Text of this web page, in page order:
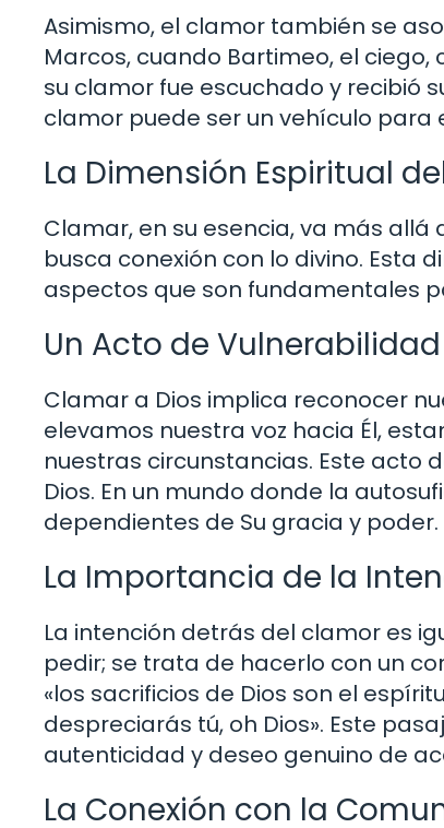
Asimismo, el clamor también se
Marcos, cuando Bartimeo, el ciego,
su clamor fue escuchado y recibió
clamor puede ser un vehículo para
La Dimensión Espiritual
Clamar, en su esencia, va más
busca conexión con lo divino. Esta
aspectos que son fundamentales
Un Acto de Vulnerabilidad
Clamar a Dios implica reconocer
elevamos nuestra voz hacia Él,
nuestras circunstancias. Este acto
Dios. En un mundo donde la
dependientes de Su gracia y poder.
La Importancia de la
La intención detrás del clamor es
pedir; se trata de hacerlo con un
«los sacrificios de Dios son el
despreciarás tú, oh Dios». Este
autenticidad y deseo genuino de
La Conexión con la